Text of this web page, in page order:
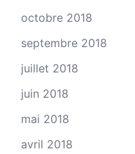
octobre 2018
septembre 2018
juillet 2018
juin 2018
mai 2018
avril 2018